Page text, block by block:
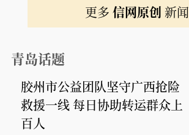
更多 信网原创 新闻
青岛话题
胶州市公益团队坚守广西抢险
救援一线 每日协助转运群众上
百人